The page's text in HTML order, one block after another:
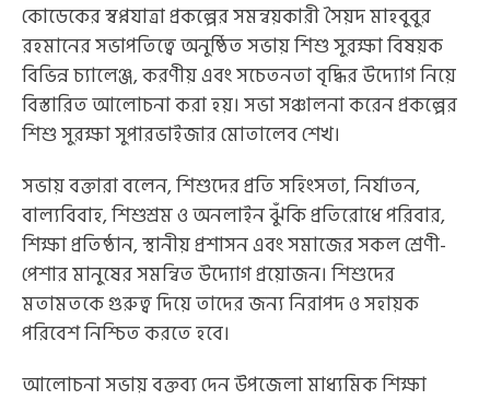
কোডেকের স্বপ্নযাত্রা প্রকল্পের সমন্বয়কারী সৈয়দ মাহবুবুর
রহমানের সভাপতিত্বে অনুষ্ঠিত সভায় শিশু সুরক্ষা বিষয়ক
বিভিন্ন চ্যালেঞ্জ, করণীয় এবং সচেতনতা বৃদ্ধির উদ্যোগ নিয়ে
বিস্তারিত আলোচনা করা হয়। সভা সঞ্চালনা করেন প্রকল্পের
শিশু সুরক্ষা সুপারভাইজার মোতালেব শেখ।
সভায় বক্তারা বলেন, শিশুদের প্রতি সহিংসতা, নির্যাতন,
বাল্যবিবাহ, শিশুশ্রম ও অনলাইন ঝুঁকি প্রতিরোধে পরিবার,
শিক্ষা প্রতিষ্ঠান, স্থানীয় প্রশাসন এবং সমাজের সকল শ্রেণী-
পেশার মানুষের সমন্বিত উদ্যোগ প্রয়োজন। শিশুদের
মতামতকে গুরুত্ব দিয়ে তাদের জন্য নিরাপদ ও সহায়ক
পরিবেশ নিশ্চিত করতে হবে।
আলোচনা সভায় বক্তব্য দেন উপজেলা মাধ্যমিক শিক্ষা